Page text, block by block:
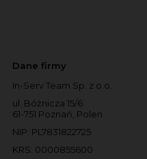
Dane firmy
In-Serv Team Sp. z o.o.
ul. Bóżnicza 15/6
61-751 Poznań, Polen
NIP: PL7831822725
KRS: 0000855600